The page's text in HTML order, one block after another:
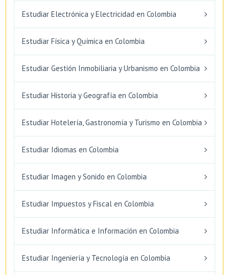
Estudiar Electrónica y Electricidad en Colombia
Estudiar Física y Química en Colombia
Estudiar Gestión Inmobiliaria y Urbanismo en Colombia
Estudiar Historia y Geografía en Colombia
Estudiar Hotelería, Gastronomía y Turismo en Colombia
Estudiar Idiomas en Colombia
Estudiar Imagen y Sonido en Colombia
Estudiar Impuestos y Fiscal en Colombia
Estudiar Informática e Información en Colombia
Estudiar Ingeniería y Tecnología en Colombia